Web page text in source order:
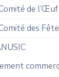
de l’Œuf
des